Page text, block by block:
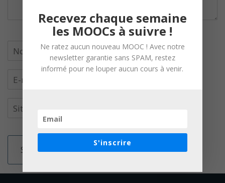
Recevez chaque semaine
les MOOCs à suivre !
Ne ratez aucun nouveau MOOC ! Avec notre
newsletter garantie sans SPAM, restez
informé pour ne louper aucun cours à venir.
S'inscrire